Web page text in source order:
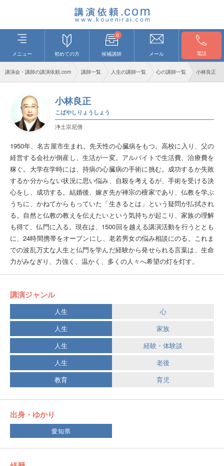
メニュー 初めての方
0
候補講師 メール 電話
講演会・講師の講演依頼.com 講師一覧 人生の講師一覧 心の講師一覧 小林良正
小林良正
こばやしりょうしょう
浄土宗尼僧
1950年、名古屋市生まれ。先天性の心臓病をもつ。高校に入り、父の
経営する会社が倒産し、生活が一変。アルバイトで生活費、治療費を
稼ぐ。大学在学時には、持病の心臓病の手術に挑む。成功するか失敗
するか分からない状況に思い悩み、自殺を考えるが、手術を受ける決
心をし、成功する。結婚後、嫁ぎ先が禅宗の檀家であり、仏教を学ぶ
うちに、かねてからもっていた「生きるとは」という疑問が払拭され
る。自然と仏教の教えを伝えたいという気持ちが起こり、家族の理解
も得て、仏門に入る。現在は、1500回を越える講演活動を行うととも
に、24時間携帯をオープンにし、老若男女の悩み相談にのる。これま
での波乱万丈な人生と仏門を学んだ経験から発せられる言葉は、生命
力がみなぎり、力強く、温かく、多くの人々へ希望の灯を灯す。
講演ジャンル
人生
心
人生
家族
人生
経験・体験談
人生
老後
教育
育児
出身・ゆかり
愛知県